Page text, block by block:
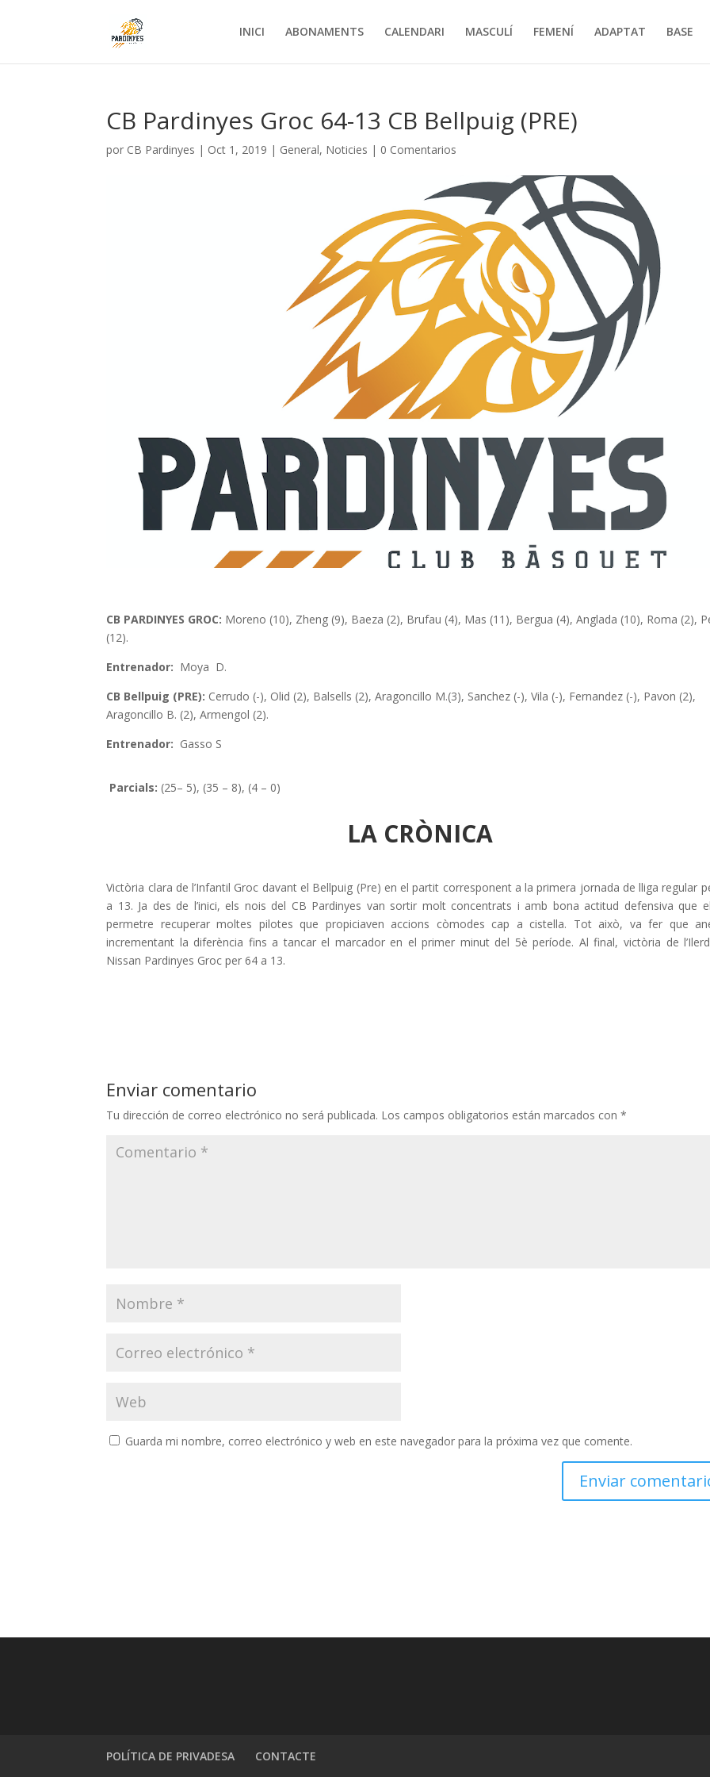
INICI ABONAMENTS CALENDARI MASCULÍ FEMENÍ ADAPTAT BASE
CB Pardinyes Groc 64-13 CB Bellpuig (PRE)
por CB Pardinyes | Oct 1, 2019 | General, Noticies | 0 Comentarios
CB PARDINYES GROC: Moreno (10), Zheng (9), Baeza (2), Brufau (4), Mas (11), Bergua (4), Anglada (10), Roma (2),
(12).
Entrenador: Moya D.
CB Bellpuig (PRE): Cerrudo (-), Olid (2), Balsells (2), Aragoncillo M.(3), Sanchez (-), Vila (-), Fernandez (-), Pavon (2),
Aragoncillo B. (2), Armengol (2).
Entrenador: Gasso S
Parcials: (25– 5), (35 – 8), (4 – 0)
LA CRÒNICA
Victòria clara de l’Infantil Groc davant el Bellpuig (Pre) en el partit corresponent a la primera jornada de lliga regular
a 13. Ja des de l’inici, els nois del CB Pardinyes van sortir molt concentrats i amb bona actitud defensiva que
permetre recuperar moltes pilotes que propiciaven accions còmodes cap a cistella. Tot això, va fer que
incrementant la diferència fins a tancar el marcador en el primer minut del 5è període. Al final, victòria de
Nissan Pardinyes Groc per 64 a 13.
Enviar comentario
Tu dirección de correo electrónico no será publicada. Los campos obligatorios están marcados con*
Guarda mi nombre, correo electrónico y web en este navegador para la próxima vez que comente.
POLÍTICA DE PRIVADESA CONTACTE